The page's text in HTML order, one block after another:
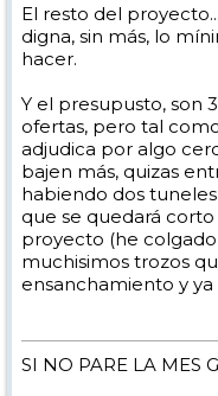
El resto del
digna, sin más, lo
hacer.
Y el presupusto, son
ofertas, pero tal
adjudica por algo
bajen más, quizas
habiendo dos
que se quedará
proyecto (he
muchisimos trozos
ensanchamiento y ya
SI NO PARE LA MES